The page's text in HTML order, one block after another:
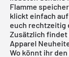
Flamme
klickt einfach
euch rechtzeitig
Zusätzlich findet
Apparel
Wo könnt ihr den